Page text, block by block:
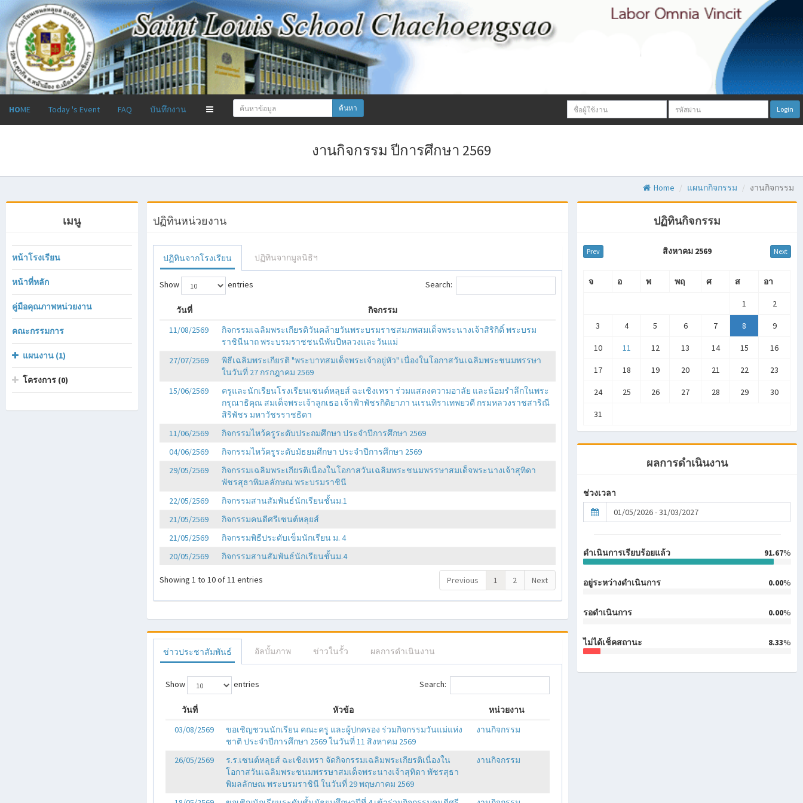
HOME Today 's Event FAQ บันทึกงาน ค้นหา
Email
address:
Password: Login
งานกิจกรรม ปีการศึกษา 2569
Home แผนกกิจกรรม งานกิจกรรม
เมนู
หน้าโรงเรียน
หน้าที่หลัก
คู่มือคุณภาพหน่วยงาน
คณะกรรมการ
แผนงาน (1)
โครงการ (0)
ปฏิทินหน่วยงาน
ปฏิทินจากโรงเรียน ปฏิทินจากมูลนิธิฯ
Show entries Search:
วันที่
กิจกรรม
11/08/2569
กิจกรรมเฉลิมพระเกียรติวันคล้ายวันพระบรมราชสมภพสมเด็จพระนางเจ้าสิริกิติ์ พระบรม
ราชินีนาถ พระบรมราชชนนีพันปีหลวงและวันแม่
27/07/2569
พิธีเฉลิมพระเกียรติ "พระบาทสมเด็จพระเจ้าอยู่หัว" เนื่องในโอกาสวันเฉลิมพระชนมพรรษา
ในวันที่ 27 กรกฎาคม 2569
15/06/2569
ครูและนักเรียนโรงเรียนเซนต์หลุยส์ ฉะเชิงเทรา ร่วมแสดงความอาลัย และน้อมรำลึกในพระ
กรุณาธิคุณ สมเด็จพระเจ้าลูกเธอ เจ้าฟ้าพัชรกิติยาภา นเรนทิราเทพยวดี กรมหลวงราชสาริณี
สิริพัชร มหาวัชรราชธิดา
11/06/2569
กิจกรรมไหว้ครูระดับประถมศึกษา ประจำปีการศึกษา 2569
04/06/2569
กิจกรรมไหว้ครูระดับมัธยมศึกษา ประจำปีการศึกษา 2569
29/05/2569
กิจกรรมเฉลิมพระเกียรติเนื่องในโอกาสวันเฉลิมพระชนมพรรษาสมเด็จพระนางเจ้าสุทิดา
พัชรสุธาพิมลลักษณ พระบรมราชินี
22/05/2569
กิจกรรมสานสัมพันธ์นักเรียนชั้นม.1
21/05/2569
กิจกรรมคนดีศรีเซนต์หลุยส์
21/05/2569
กิจกรรมพิธีประดับเข็มนักเรียน ม. 4
20/05/2569
กิจกรรมสานสัมพันธ์นักเรียนชั้นม.4
Showing 1 to 10 of 11 entries Previous 1 2 Next
ข่าวประชาสัมพันธ์ อัลบั้มภาพ ข่าวในรั้ว ผลการดำเนินงาน
Show entries Search:
วันที่ หัวข้อ
หน่วยงาน
03/08/2569
ขอเชิญชวนนักเรียน คณะครู และผู้ปกครอง ร่วมกิจกรรมวันแม่แห่ง
ชาติ ประจำปีการศึกษา 2569 ในวันที่ 11 สิงหาคม 2569
งานกิจกรรม
26/05/2569
ร.ร.เซนต์หลุยส์ ฉะเชิงเทรา จัดกิจกรรมเฉลิมพระเกียรติเนื่องใน
โอกาสวันเฉลิมพระชนมพรรษาสมเด็จพระนางเจ้าสุทิดา พัชรสุธา
พิมลลักษณ พระบรมราชินี ในวันที่ 29 พฤษภาคม 2569
งานกิจกรรม
ปฏิทินกิจกรรม
Prev สิงหาคม 2569 Next
จ อ พ พฤ ศ ส อา
1 2
3 4 5 6 7 8 9
10 11 12 13 14 15 16
17 18 19 20 21 22 23
24 25 26 27 28 29 30
31
ผลการดำเนินงาน
ช่วงเวลา
ดำเนินการเรียบร้อยแล้ว 91.67%
อยู่ระหว่างดำเนินการ 0.00%
รอดำเนินการ 0.00%
ไม่ได้เช็คสถานะ 8.33%